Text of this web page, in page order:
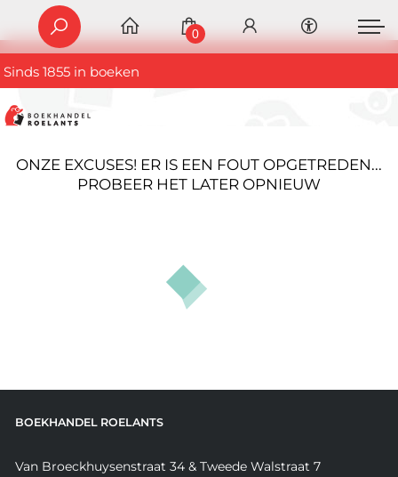
Sinds 1855 in boeken
0
ONZE EXCUSES! ER IS EEN FOUT OPGETREDEN...
PROBEER HET LATER OPNIEUW
BOEKHANDEL ROELANTS
Van Broeckhuysenstraat 34 & Tweede Walstraat 7